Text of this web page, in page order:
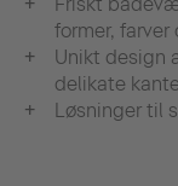
Friskt
former, farver
Unikt design
delikate
Løsninger til